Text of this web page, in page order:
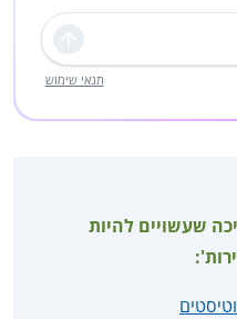
שליחה
תנאי שימוש
שעשויים להיות